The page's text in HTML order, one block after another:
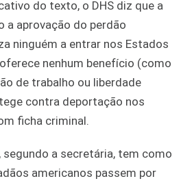
do texto, o DHS diz que a
a aprovação do perdão
ninguém a entrar nos Estados
nenhum benefício (como
de trabalho ou liberdade
contra deportação nos
ficha criminal.
segundo a secretária, tem como
americanos passem por